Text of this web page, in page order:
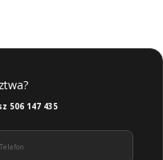
506 147 435